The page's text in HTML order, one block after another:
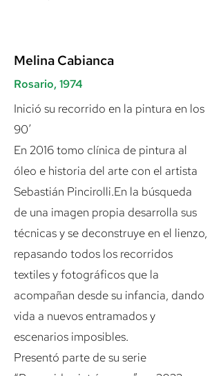
Melina Cabianca
Rosario, 1974
Inició su recorrido en la pintura en los
90’
En 2016 tomo clínica de pintura al
óleo e historia del arte con el artista
Sebastián Pincirolli.En la búsqueda
de una imagen propia desarrolla sus
técnicas y se deconstruye en el lienzo,
repasando todos los recorridos
textiles y fotográficos que la
acompañan desde su infancia, dando
vida a nuevos entramados y
escenarios imposibles.
Presentó parte de su serie